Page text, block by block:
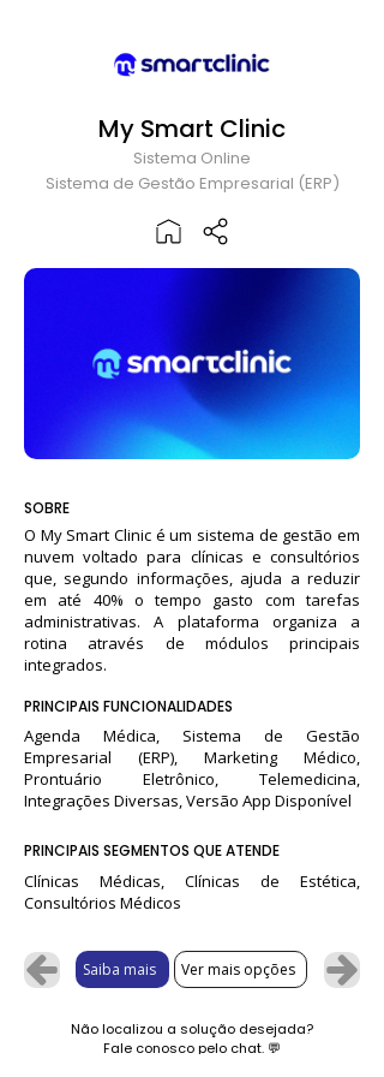
My Smart Clinic
Sistema Online
Sistema de Gestão Empresarial (ERP)
SOBRE
O My Smart Clinic é um sistema de gestão em
nuvem voltado para clínicas e consultórios
que, segundo informações, ajuda a reduzir
em até 40% o tempo gasto com tarefas
administrativas. A plataforma organiza a
rotina através de módulos principais
integrados.
PRINCIPAIS FUNCIONALIDADES
Agenda Médica, Sistema de Gestão
Empresarial (ERP), Marketing Médico,
Prontuário Eletrônico, Telemedicina,
Integrações Diversas, Versão App Disponível
PRINCIPAIS SEGMENTOS QUE ATENDE
Clínicas Médicas, Clínicas de Estética,
Consultórios Médicos
Saiba mais Ver mais opções
Não localizou a solução desejada?
Fale conosco pelo chat.💬